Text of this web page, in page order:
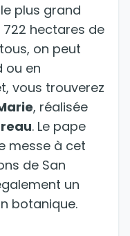
plus grand
hectares de
on peut
ou en
vous trouverez
, réalisée
. Le pape
messe à cet
de San
un
botanique.